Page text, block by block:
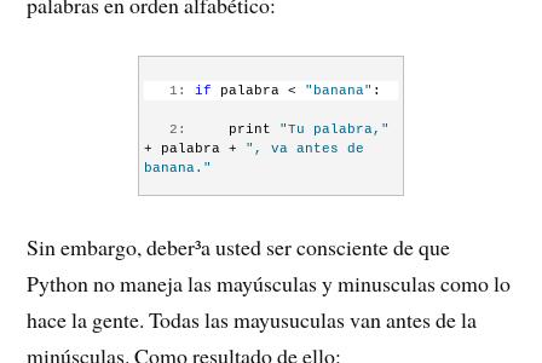
   1:
if palabra < "banana" :
   2:
     print
"Tu palabra,"
+ palabra +
", va antes de
banana."
   4:
     print
"Tu palabra,"
banana."
   5:
else:
Sin embargo, deber³a usted ser consciente de que
Python no maneja las mayúsculas y minusculas como lo
hace la gente. Todas las mayusuculas van antes de la
minúsculas. Como resultado de ello: